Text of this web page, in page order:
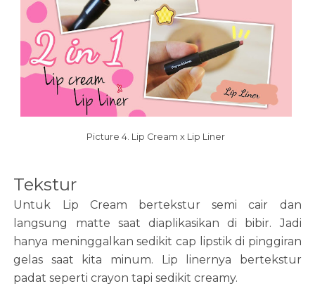
Picture 4. Lip Cream x Lip Liner
Tekstur
Untuk Lip Cream bertekstur semi cair dan
langsung matte saat diaplikasikan di bibir. Jadi
hanya meninggalkan sedikit cap lipstik di pinggiran
gelas saat kita minum. Lip linernya bertekstur
padat seperti crayon tapi sedikit creamy.